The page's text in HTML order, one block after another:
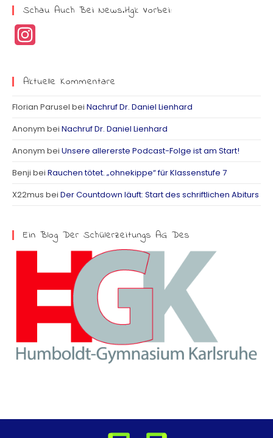
Schau Auch Bei News.hgk Vorbei:
a
m
Aktuelle Kommentare
Florian Parusel bei Nachruf Dr. Daniel Lienhard
Anonym bei Nachruf Dr. Daniel Lienhard
Anonym bei Unsere allererste Podcast-Folge ist am Start!
Benji bei Rauchen tötet. „ohnekippe“ für Klassenstufe 7
X22mus bei Der Countdown läuft: Start des schriftlichen Abiturs
Ein Blog Der Schülerzeitungs AG Des